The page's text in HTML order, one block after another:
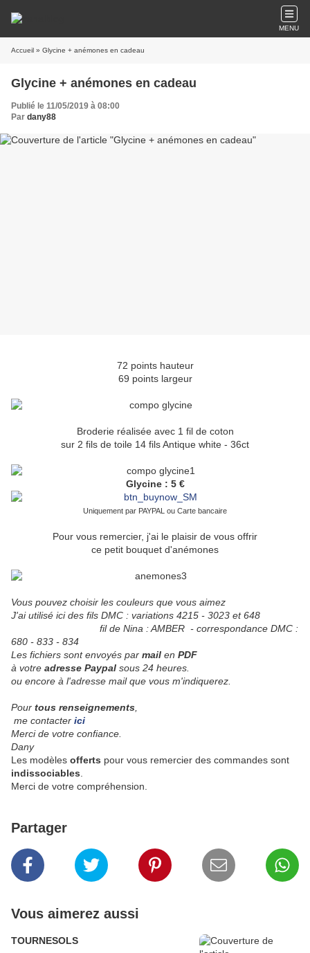
MENU
Accueil » Glycine + anémones en cadeau
Glycine + anémones en cadeau
Publié le 11/05/2019 à 08:00
Par dany88
72 points hauteur
69 points largeur
Broderie réalisée avec 1 fil de coton
sur 2 fils de toile 14 fils Antique white - 36ct
Glycine : 5 €
Uniquement par PAYPAL ou Carte bancaire
Pour vous remercier, j'ai le plaisir de vous offrir
ce petit bouquet d'anémones
Vous pouvez choisir les couleurs que vous aimez
J'ai utilisé ici des fils DMC : variations 4215 - 3023 et 648
fil de Nina : AMBER - correspondance DMC :
680 - 833 - 834
Les fichiers sont envoyés par mail en PDF
à votre adresse Paypal sous 24 heures.
ou encore à l'adresse mail que vous m'indiquerez.
Pour tous renseignements
me contacter ici
Merci de votre confiance.
Dany
Les modèles offerts pour vous remercier des commandes sont
indissociables
Merci de votre compréhension.
Partager
Vous aimerez aussi
TOURNESOLS